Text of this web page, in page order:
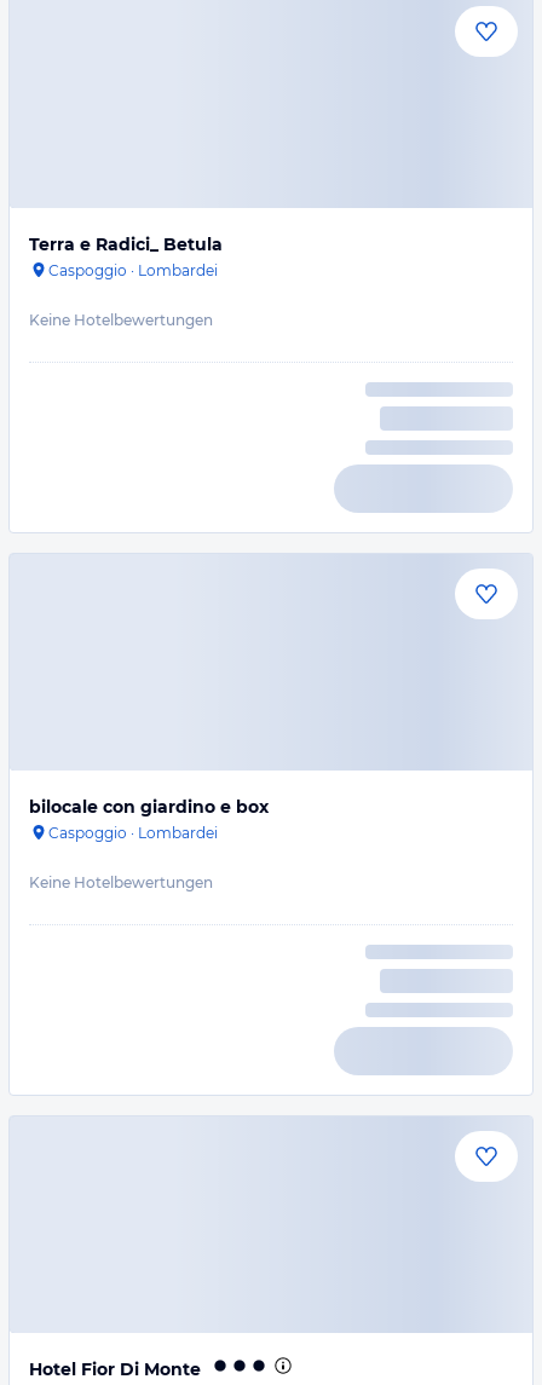
Terra e Radici_ Betula
Caspoggio · Lombardei
Keine Hotelbewertungen
bilocale con giardino e box
Caspoggio · Lombardei
Keine Hotelbewertungen
Hotel Fior Di Monte